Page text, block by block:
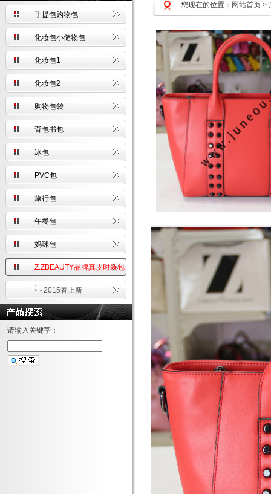
手提包购物包
化妆包小储物包
化妆包1
化妆包2
购物包袋
背包书包
冰包
PVC包
旅行包
午餐包
妈咪包
Z.ZBEAUTY品牌真皮时装包
2015春上新
请输入关键字：
您现在的位置： 网站首页 >